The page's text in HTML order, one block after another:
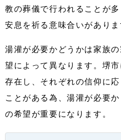
教の葬儀で行われることが
安息を祈る意味合いがありま
湯灌が必要かどうかは家族
望によって異なります。堺
存在し、それぞれの信仰に
ことがある為、湯灌が必要
の希望が重要になります。